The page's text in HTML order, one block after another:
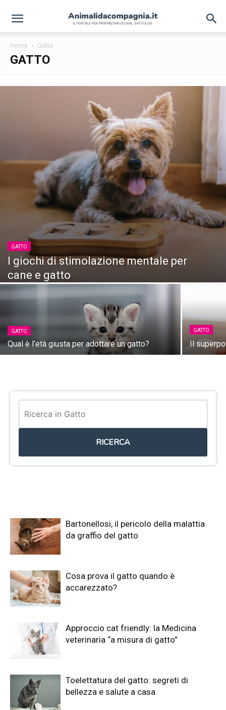
Home Gatto
GATTO
GATTO
I giochi di stimolazione mentale per
cane e gatto
GATTO
Qual è l’età giusta per adottare un gatto?
GATTO
Il
RICERCA
Bartonellosi, il pericolo della malattia
da graffio del gatto
Cosa prova il gatto quando è
accarezzato?
Approccio cat friendly: la Medicina
veterinaria “a misura di gatto”
Toelettatura del gatto: segreti di
bellezza e salute a casa